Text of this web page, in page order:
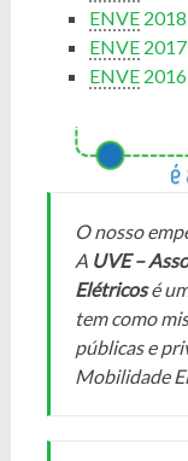
ENVE2018
ENVE2017
ENVE2016
O nosso
A UVE –
Elétricosé
tem como
públicas e
Mobilidade